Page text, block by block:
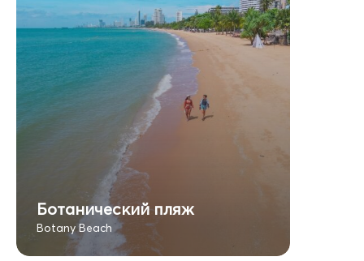
Ботанический пляж
Botany Beach